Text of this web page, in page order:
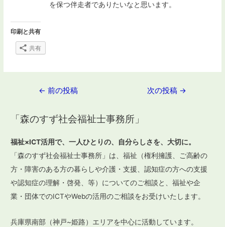
を保つ伴走者でありたいなと思います。
印刷と共有
共有
ナ
ビ
ゲ
ー
シ
ョ
ン
← 前の投稿 次の投稿 →
「森のすず社会福祉士事務所」
福祉×ICT活用で、一人ひとりの、自分らしさを、大切に。
「森のすず社会福祉士事務所」は、福祉（権利擁護、ご高齢の
方・障害のある方の暮らしや介護・支援、認知症の方への支援
や認知症の理解・啓発、等）についてのご相談と、福祉や企
業・団体でのICTやWebの活用のご相談をお受けいたします。
兵庫県南部（神戸~姫路）エリアを中心に活動しています。